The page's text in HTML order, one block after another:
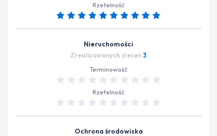
Rzetelność
Nieruchomości
Zrealizowanych zleceń3
Terminowość
Rzetelność
Ochrona środowiska